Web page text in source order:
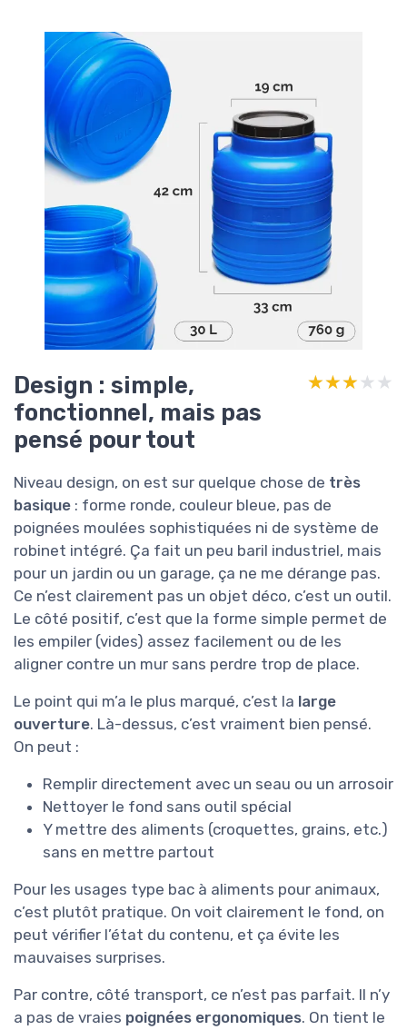
Design : simple,
fonctionnel, mais pas
pensé pour tout
★★★★★
★★★★★
Niveau design, on est sur quelque chose de très
basique : forme ronde, couleur bleue, pas de
poignées moulées sophistiquées ni de système de
robinet intégré. Ça fait un peu baril industriel, mais
pour un jardin ou un garage, ça ne me dérange pas.
Ce n’est clairement pas un objet déco, c’est un outil.
Le côté positif, c’est que la forme simple permet de
les empiler (vides) assez facilement ou de les
aligner contre un mur sans perdre trop de place.
Le point qui m’a le plus marqué, c’est la large
ouverture. Là-dessus, c’est vraiment bien pensé.
On peut :
Remplir directement avec un seau ou un arrosoir
Nettoyer le fond sans outil spécial
Y mettre des aliments (croquettes, grains, etc.)
sans en mettre partout
Pour les usages type bac à aliments pour animaux,
c’est plutôt pratique. On voit clairement le fond, on
peut vérifier l’état du contenu, et ça évite les
mauvaises surprises.
Par contre, côté transport, ce n’est pas parfait. Il n’y
a pas de vraies poignées ergonomiques. On tient le